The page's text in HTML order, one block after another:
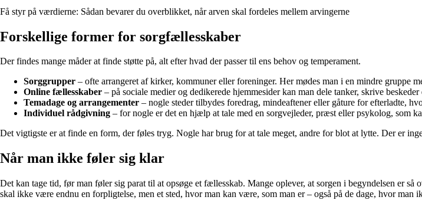
Få styr på værdierne: Sådan bevarer du overblikket, når arven skal fordeles mellem arvingerne
Forskellige former for sorgfællesskaber
Der findes mange måder at finde støtte på, alt efter hvad der passer til ens behov og temperament.
Sorggrupper – ofte arrangeret af kirker, kommuner eller foreninger. Her mødes man i en mindre gruppe
Online fællesskaber – på sociale medier og dedikerede hjemmesider kan man dele tanker, skrive
Temadage og arrangementer – nogle steder tilbydes foredrag, mindeaftener eller gåture for efterladte,
Individuel rådgivning – for nogle er det en hjælp at tale med en sorgvejleder, præst eller psykolog, som
Det vigtigste er at finde en form, der føles tryg. Nogle har brug for at tale meget, andre for blot at lytte. Der er
Når man ikke føler sig klar
Det kan tage tid, før man føler sig parat til at opsøge et fællesskab. Mange oplever, at sorgen i begyndelsen er
skal ikke være endnu en forpligtelse, men et sted, hvor man kan være, som man er – også på de dage, hvor man